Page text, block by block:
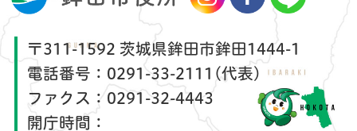
〒311-1592 茨城県鉾田市鉾田1444-1
電話番号： 0291-33-2111(代表)
ファクス： 0291-32-4443
開庁時間：